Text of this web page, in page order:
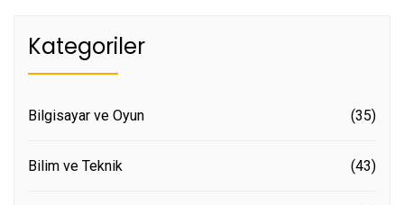
Kategoriler
Bilgisayar ve Oyun (35)
Bilim ve Teknik (43)